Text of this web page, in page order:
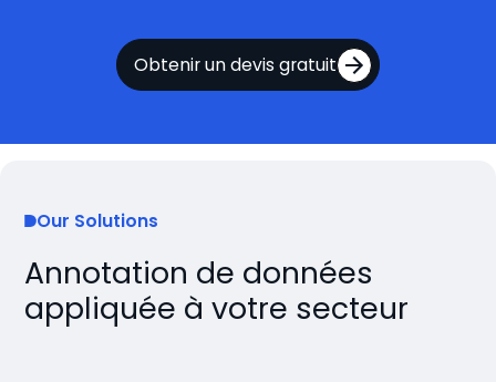
Obtenir un devis gratuit
Our Solutions
Annotation de données
appliquée à votre secteur